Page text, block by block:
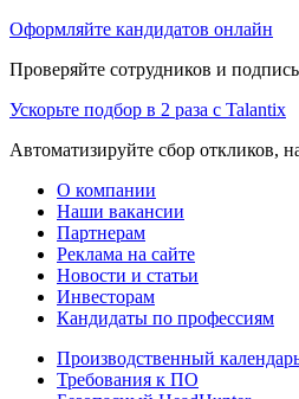
Оформляйте кандидатов онлайн
Проверяйте сотрудников и
Ускорьте подбор в 2 раза с Talantix
Автоматизируйте сбор откликов,
О компании
Наши вакансии
Партнерам
Реклама на сайте
Новости и статьи
Инвесторам
Кандидаты по профессиям
Производственный
Требования к ПО